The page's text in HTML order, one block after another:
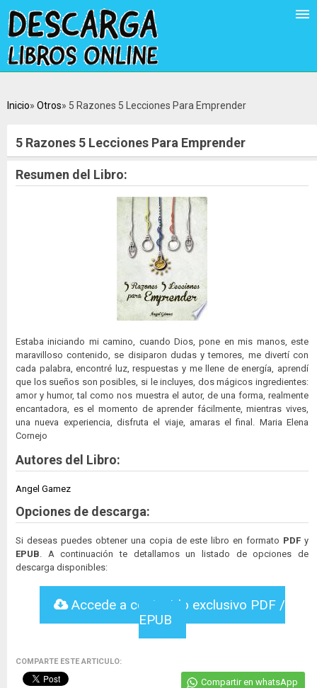
Inicio Otros 5 Razones 5 Lecciones Para Emprender
5 Razones 5 Lecciones Para Emprender
Resumen del Libro:
Estaba iniciando mi camino, cuando Dios, pone en mis manos, este
maravilloso contenido, se disiparon dudas y temores, me divertí con
cada palabra, encontré luz, respuestas y me llene de energía, aprendí
que los sueños son posibles, si le incluyes, dos mágicos ingredientes:
amor y humor, tal como nos muestra el autor, de una forma, realmente
encantadora, es el momento de aprender fácilmente, mientras vives,
una nueva experiencia, disfruta el viaje, amaras el final. Maria Elena
Cornejo
Autores del Libro:
Angel Gamez
Opciones de descarga:
Si deseas puedes obtener una copia de este libro en formato PDF y
EPUB . A continuación te detallamos un listado de opciones de
descarga disponibles:
Accede a contenido exclusivo PDF /
EPUB
COMPARTE ESTE ARTICULO:
Compartir en whatsApp